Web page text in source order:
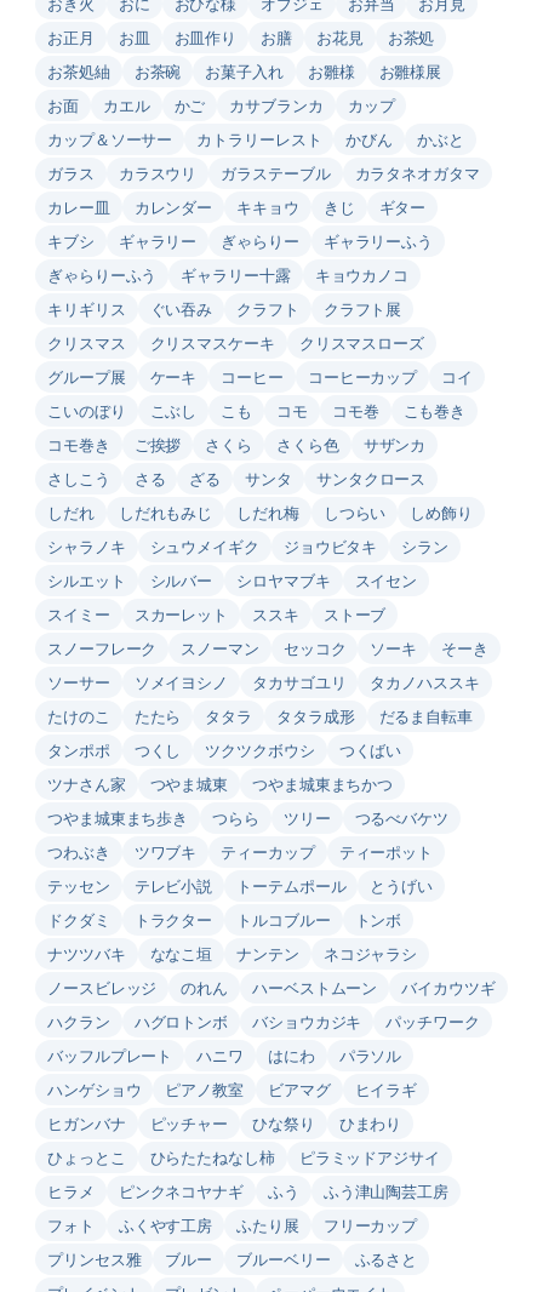
お正月
お皿 お皿作り お膳 お花見
お茶処
お茶処紬
お茶碗 お菓子入れ お雛様
お雛様展
お面
カエル かご カサブランカ
カップ
カップ＆ソーサー
カトラリーレスト かびん
かぶと
ガラス
カラスウリ ガラステーブル
カラタネオガタマ
カレー皿
カレンダー キキョウ きじ
ギター
キブシ
ギャラリー ぎゃらりー
ギャラリーふう
ぎゃらりーふう
ギャラリー十露
キョウカノコ
キリギリス
ぐい吞み クラフト
クラフト展
クリスマス
クリスマスケーキ
クリスマスローズ
グループ展
ケーキ コーヒー コーヒーカップ
コイ
こいのぼり
こぶし こも コモ コモ巻
こも巻き
コモ巻き
ご挨拶 さくら さくら色
サザンカ
さしこう
さる ざる サンタ
サンタクロース
しだれ
しだれもみじ しだれ梅 しつらい
しめ飾り
シャラノキ
シュウメイギク ジョウビタキ
シラン
シルエット
シルバー シロヤマブキ
スイセン
スイミー
スカーレット ススキ
ストーブ
スノーフレーク
スノーマン セッコク ソーキ
そーき
ソーサー
ソメイヨシノ タカサゴユリ
タカノハススキ
たけのこ
たたら タタラ タタラ成形
だるま自転車
タンポポ
つくし ツクツクボウシ
つくばい
ツナさん家
つやま城東
つやま城東まちかつ
つやま城東まち歩き
つらら ツリー
つるべバケツ
つわぶき
ツワブキ ティーカップ
ティーポット
テッセン
テレビ小説 トーテムポール
とうげい
ドクダミ
トラクター トルコブルー
トンボ
ナツツバキ
ななこ垣 ナンテン
ネコジャラシ
ノースビレッジ
のれん ハーベストムーン
バイカウツギ
ハクラン
ハグロトンボ バショウカジキ
パッチワーク
バッフルプレート
ハニワ はにわ
パラソル
ハンゲショウ
ピアノ教室 ビアマグ
ヒイラギ
ヒガンバナ
ピッチャー ひな祭り
ひまわり
ひょっとこ
ひらたたねなし柿
ピラミッドアジサイ
ヒラメ
ピンクネコヤナギ ふう
ふう津山陶芸工房
フォト
ふくやす工房 ふたり展
フリーカップ
プリンセス雅
ブルー ブルーベリー
ふるさと